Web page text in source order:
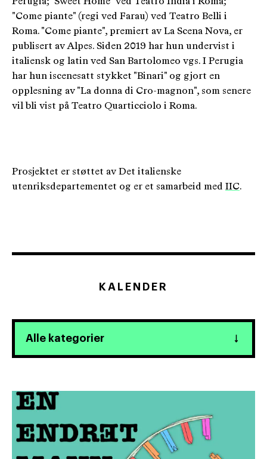
"Come piante" (regi ved Farau) ved Teatro Belli i
Roma. "Come piante", premiert av La Scena Nova, er
publisert av Alpes. Siden 2019 har hun undervist i
italiensk og latin ved San Bartolomeo vgs. I Perugia
har hun iscenesatt stykket "Binari" og gjort en
opplesning av "La donna di Cro-magnon", som senere
vil bli vist på Teatro Quarticciolo i Roma.
Prosjektet er støttet av Det italienske
utenriksdepartementet og er et samarbeid med IIC.
KALENDER